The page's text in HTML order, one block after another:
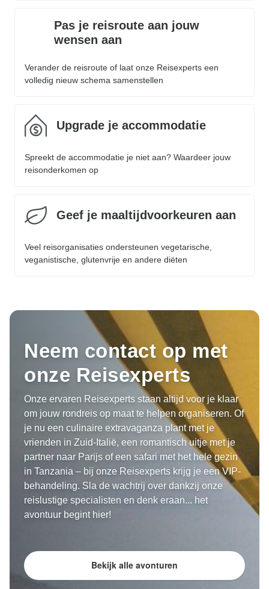
Pas je reisroute aan jouw
wensen aan
Verander de reisroute of laat onze Reisexperts een
volledig nieuw schema samenstellen
Upgrade je accommodatie
Spreekt de accommodatie je niet aan? Waardeer jouw
reisonderkomen op
Geef je maaltijdvoorkeuren aan
Veel reisorganisaties ondersteunen vegetarische,
veganistische, glutenvrije en andere diëten
Neem contact op met
onze Reisexperts
Onze ervaren Reisexperts staan altijd voor je klaar
om jouw rondreis op maat te helpen organiseren. Of
je nu een culinaire extravaganza plant met je
vrienden in Zuid-Italië, een romantisch uitje met je
partner naar Parijs of een safari met het hele gezin
in Tanzania – bij onze Reisexperts krijg je een VIP-
behandeling. Sla de wachtrij over dankzij onze
reislustige specialisten en denk eraan... het
avontuur begint hier!
Bekijk alle avonturen